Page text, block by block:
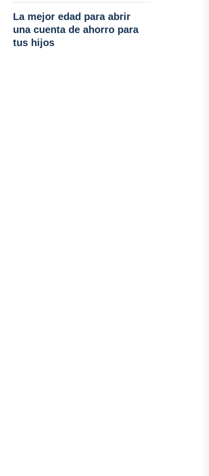
La mejor edad para abrir
una cuenta de ahorro para
tus hijos